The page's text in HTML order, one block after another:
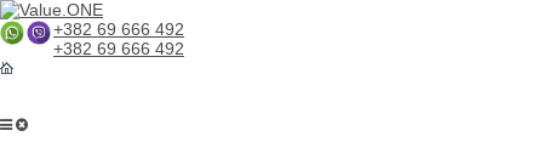
+382 69 666 492
+382 69 666 492